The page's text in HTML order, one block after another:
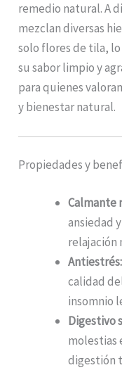
remedio natural. A
mezclan diversas
solo flores de tila,
su sabor limpio y
para quienes
y bienestar natural.
Propiedades y
Calmante
ansiedad
relajación
Antiestrés:
calidad
insomnio
Digestivo
molestias
digestión